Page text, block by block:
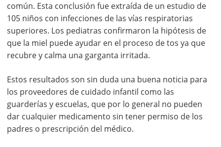
común. Esta conclusión fue extraída de un estudio de
105 niños con infecciones de las vías respiratorias
superiores. Los pediatras confirmaron la hipótesis de
que la miel puede ayudar en el proceso de tos ya que
recubre y calma una garganta irritada.
Estos resultados son sin duda una buena noticia para
los proveedores de cuidado infantil como las
guarderías y escuelas, que por lo general no pueden
dar cualquier medicamento sin tener permiso de los
padres o prescripción del médico.